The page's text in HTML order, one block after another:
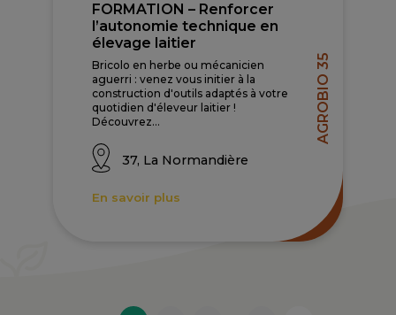
FORMATION – Renforcer
l’autonomie technique en
élevage laitier
Bricolo en herbe ou mécanicien
aguerri : venez vous initier à la
construction d'outils adaptés à votre
quotidien d'éleveur laitier !
Découvrez...
37, La Normandière
En savoir plus
AGROBIO 35